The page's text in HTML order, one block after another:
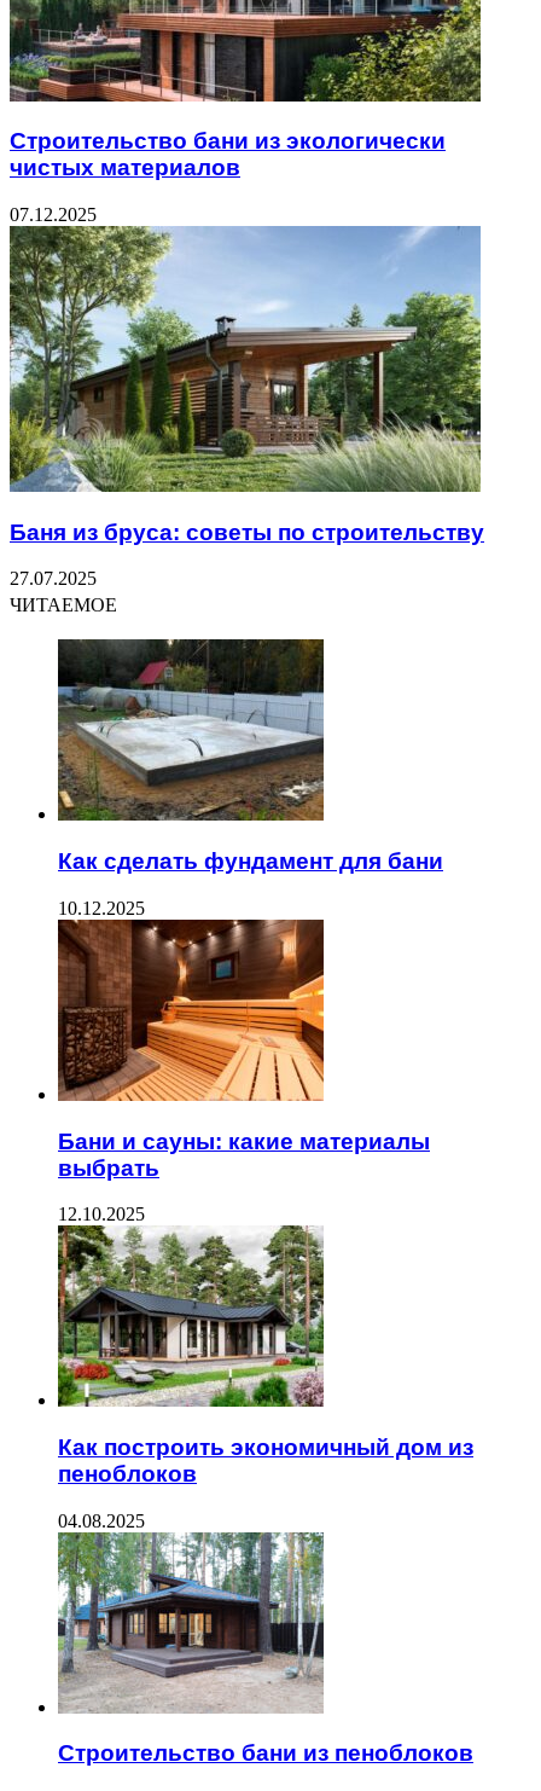
Строительство бани из экологически
чистых материалов
07.12.2025
Баня из бруса: советы по строительству
27.07.2025
ЧИТАЕМОЕ
Как сделать фундамент для бани
10.12.2025
Бани и сауны: какие материалы
выбрать
12.10.2025
Как построить экономичный дом из
пеноблоков
04.08.2025
Строительство бани из пеноблоков